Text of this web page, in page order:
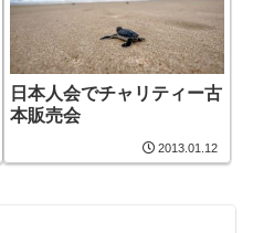
日本人会でチャリティー古
本販売会
2013.01.12